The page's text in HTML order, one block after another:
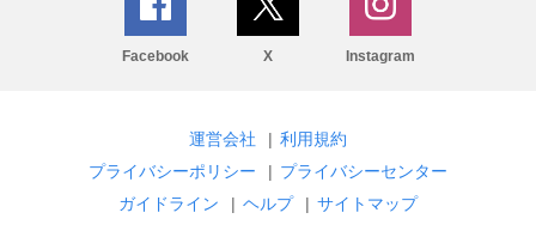
Facebook X Instagram
運営会社 | 利用規約
プライバシーポリシー
| プライバシーセンター
ガイドライン
| ヘルプ | サイトマップ